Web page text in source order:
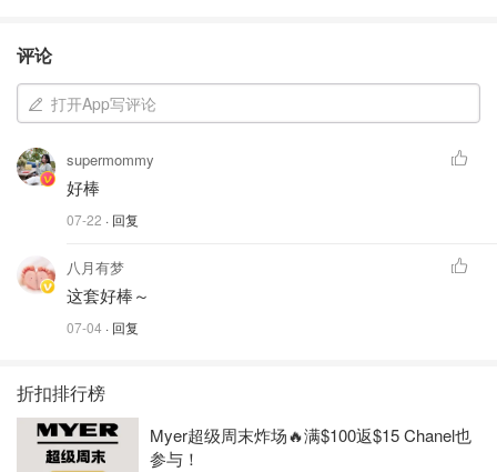
评论
打开App写评论
supermommy
好棒
07-22 · 回复
八月有梦
这套好棒～
07-04 · 回复
折扣排行榜
Myer超级周末炸场🔥满$100返$15 Chanel也
参与！